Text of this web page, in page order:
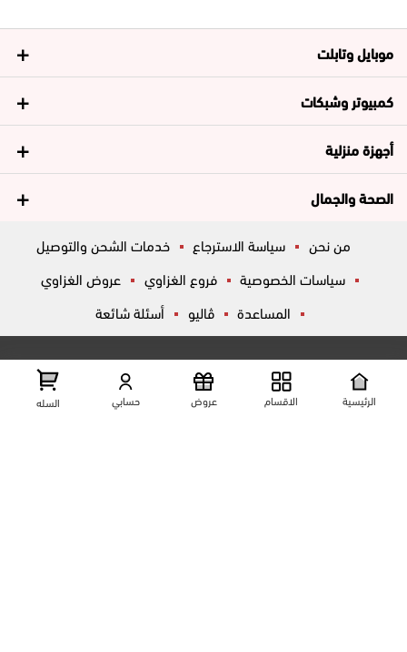
موبايل وتابلت
كمبيوتر وشبكات
أجهزة منزلية
الصحة والجمال
من نحن سياسة الاسترجاع
خدمات الشحن والتوصيل
سياسات الخصوصية
فروع الغزاوي
عروض الغزاوي
المساعدة
ڤاليو أسئلة شائعة
تواصل معانا
شارع المكاتب, الزقازيق , الشرقية, مصر عرض علي الخريطه
الرئيسية الاقسام عروض حسابي السله